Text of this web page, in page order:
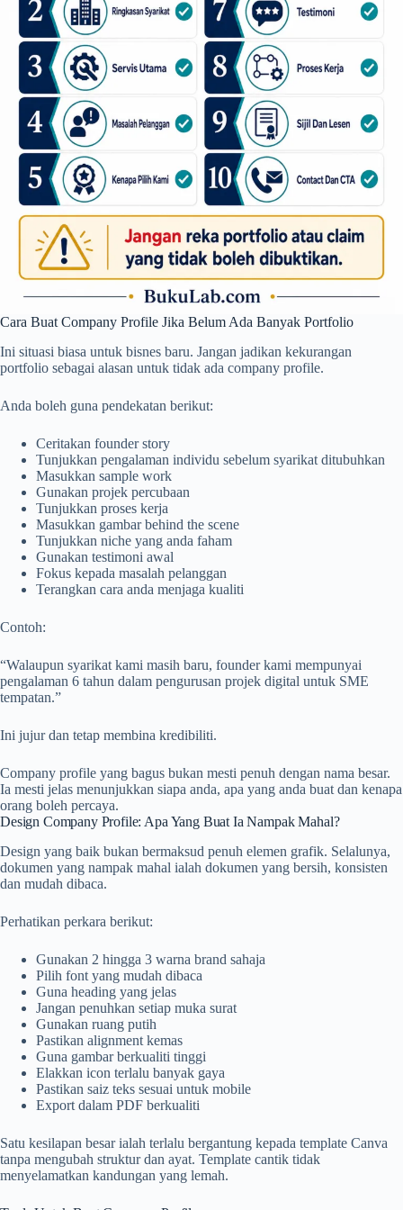
Cara Buat Company Profile Jika Belum Ada Banyak Portfolio
Ini situasi biasa untuk bisnes baru. Jangan jadikan kekurangan
portfolio sebagai alasan untuk tidak ada company profile.
Anda boleh guna pendekatan berikut:
Ceritakan founder story
Tunjukkan pengalaman individu sebelum syarikat ditubuhkan
Masukkan sample work
Gunakan projek percubaan
Tunjukkan proses kerja
Masukkan gambar behind the scene
Tunjukkan niche yang anda faham
Gunakan testimoni awal
Fokus kepada masalah pelanggan
Terangkan cara anda menjaga kualiti
Contoh:
“Walaupun syarikat kami masih baru, founder kami mempunyai
pengalaman 6 tahun dalam pengurusan projek digital untuk SME
tempatan.”
Ini jujur dan tetap membina kredibiliti.
Company profile yang bagus bukan mesti penuh dengan nama besar.
Ia mesti jelas menunjukkan siapa anda, apa yang anda buat dan kenapa
orang boleh percaya.
Design Company Profile: Apa Yang Buat Ia Nampak Mahal?
Design yang baik bukan bermaksud penuh elemen grafik. Selalunya,
dokumen yang nampak mahal ialah dokumen yang bersih, konsisten
dan mudah dibaca.
Perhatikan perkara berikut:
Gunakan 2 hingga 3 warna brand sahaja
Pilih font yang mudah dibaca
Guna heading yang jelas
Jangan penuhkan setiap muka surat
Gunakan ruang putih
Pastikan alignment kemas
Guna gambar berkualiti tinggi
Elakkan icon terlalu banyak gaya
Pastikan saiz teks sesuai untuk mobile
Export dalam PDF berkualiti
Satu kesilapan besar ialah terlalu bergantung kepada template Canva
tanpa mengubah struktur dan ayat. Template cantik tidak
menyelamatkan kandungan yang lemah.